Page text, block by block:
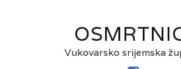
Vukovarsko srijemska